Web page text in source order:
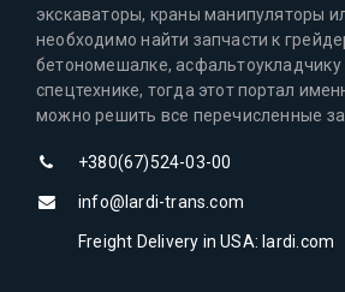
экскаваторы, краны манипуляторы
необходимо найти запчасти к
бетономешалке, асфальтоукладчику
спецтехнике, тогда этот портал
можно решить все перечисленные
+380(67)524-03-00
info@lardi-trans.com
Freight Delivery in USA: lardi.com